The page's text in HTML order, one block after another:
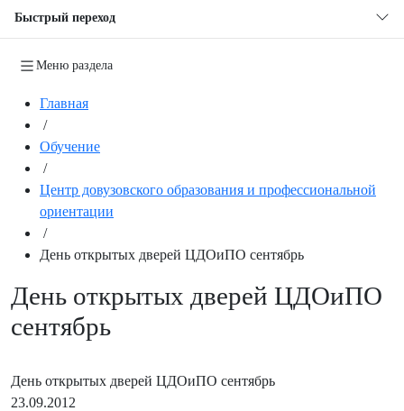
Быстрый переход
Меню раздела
Главная
/
Обучение
/
Центр довузовского образования и профессиональной
ориентации
/
День открытых дверей ЦДОиПО сентябрь
День открытых дверей ЦДОиПО
сентябрь
День открытых дверей ЦДОиПО сентябрь
23.09.2012